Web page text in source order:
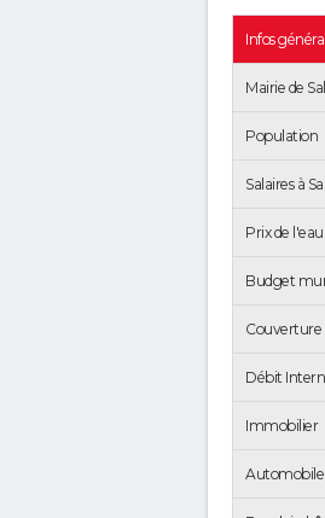
Infos
Mairie de
Population
Salaires à
Prix de l'eau
Budget
Couverture
Débit
Immobilier
Automobile